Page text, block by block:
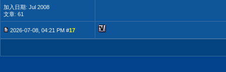
加入日期: Jul 2008
文章: 61
2026-07-08, 04:21 PM #17